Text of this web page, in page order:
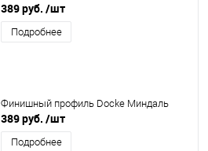
389 руб. /шт
Подробнее
Финишный профиль Docke Миндаль
389 руб. /шт
Подробнее